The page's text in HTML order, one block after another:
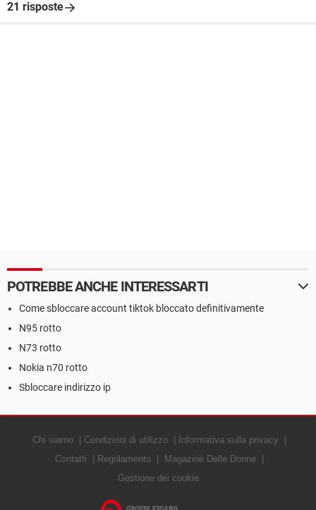
21 risposte
POTREBBE ANCHE INTERESSARTI
Come sbloccare account tiktok bloccato definitivamente
N95 rotto
N73 rotto
Nokia n70 rotto
Sbloccare indirizzo ip
Chi siamo Condizioni di utilizzo
Informativa sulla privacy
Contatti
Regolamento
Magazine Delle Donne
Gestione dei cookie